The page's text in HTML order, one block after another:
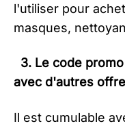
l'utiliser pour
masques,
3. Le code promo
avec d'autres
Il est cumulable